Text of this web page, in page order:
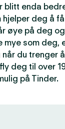
blitt enda
hjelper deg å
øye på deg
mye som deg,
du trenger
deg til over
på Tinder.